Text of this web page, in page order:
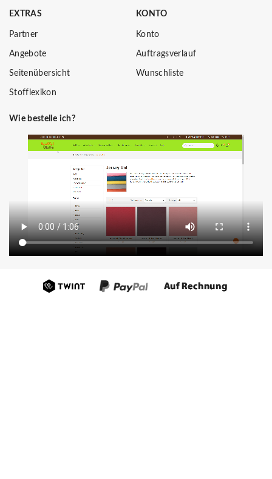
EXTRAS
Partner
Angebote
Seitenübersicht
Stofflexikon
KONTO
Konto
Auftragsverlauf
Wunschliste
Wie bestelle ich?